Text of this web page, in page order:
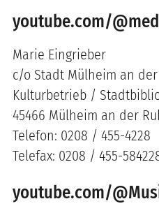
youtube.com/
Marie Eingrieber
c/o Stadt Mülheim an
Kulturbetrieb /
45466 Mülheim an der
Telefon: 0208 / 455-4228
Telefax: 0208 / 455-
youtube.com/